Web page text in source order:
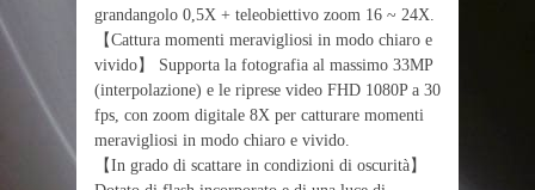
grandangolo 0,5X + teleobiettivo zoom 16 ~ 24X.
【Cattura momenti meravigliosi in modo chiaro e
vivido】 Supporta la fotografia al massimo 33MP
(interpolazione) e le riprese video FHD 1080P a 30
fps, con zoom digitale 8X per catturare momenti
meravigliosi in modo chiaro e vivido.
【In grado di scattare in condizioni di oscurità】